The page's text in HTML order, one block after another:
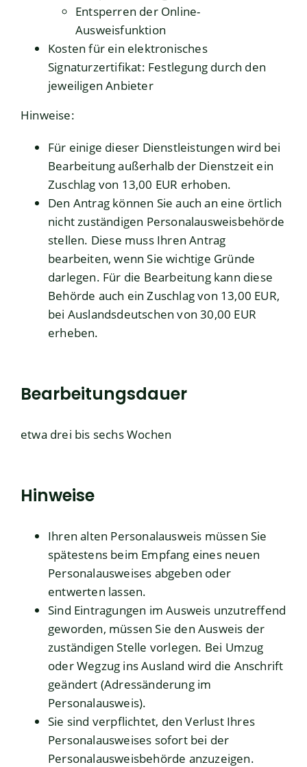
Entsperren der Online-
Ausweisfunktion
Kosten für ein elektronisches
Signaturzertifikat: Festlegung durch den
jeweiligen Anbieter
Hinweise:
Für einige dieser Dienstleistungen wird bei
Bearbeitung außerhalb der Dienstzeit ein
Zuschlag von 13,00 EUR erhoben.
Den Antrag können Sie auch an eine örtlich
nicht zuständigen Personalausweisbehörde
stellen. Diese muss Ihren Antrag
bearbeiten, wenn Sie wichtige Gründe
darlegen. Für die Bearbeitung kann diese
Behörde auch ein Zuschlag von 13,00 EUR,
bei Auslandsdeutschen von 30,00 EUR
erheben.
Bearbeitungsdauer
etwa drei bis sechs Wochen
Hinweise
Ihren alten Personalausweis müssen Sie
spätestens beim Empfang eines neuen
Personalausweises abgeben oder
entwerten lassen.
Sind Eintragungen im Ausweis unzutreffend
geworden, müssen Sie den Ausweis der
zuständigen Stelle vorlegen. Bei Umzug
oder Wegzug ins Ausland wird die Anschrift
geändert (Adressänderung im
Personalausweis).
Sie sind verpflichtet, den Verlust Ihres
Personalausweises sofort bei der
Personalausweisbehörde anzuzeigen.